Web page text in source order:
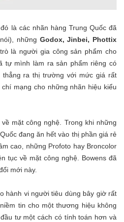
là các nhãn hàng Trung Quốc đã
những Godox,Jinbei, Phottix
là người gia công sản phẩm cho
tự mình làm ra sản phẩm riêng có
ra thị trường với mức giá rất
mạng cho những nhãn hiệu kiểu
mặt công nghệ. Trong khi những
đang ăn hết vào thị phần giá rẻ
cao, những Profoto hay Broncolor
tục về mặt công nghệ. Bowens đã
mới này.
hành vi người tiêu dùng bây giờ rất
tin cho một thương hiệu không
tư một cách có tính toán hơn và